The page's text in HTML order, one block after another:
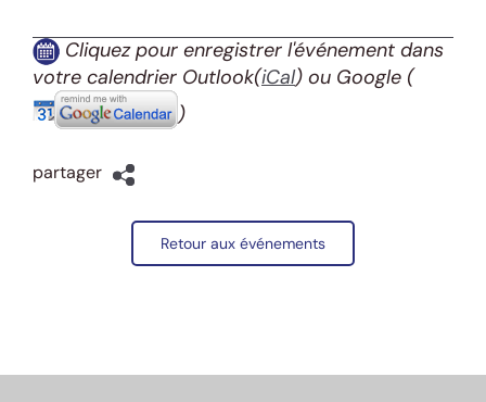
Cliquez pour enregistrer l'événement dans
votre calendrier Outlook(iCal) ou Google (
)
partager
Retour aux événements